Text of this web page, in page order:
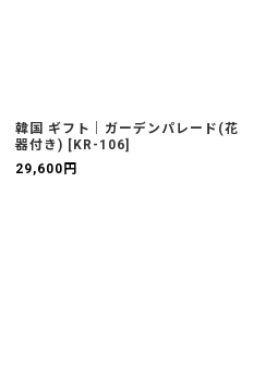
韓国 ギフト｜ガーデンパレード(花
器付き) [ KR-106]
29,600 円